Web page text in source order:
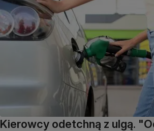
Kierowcy odetchną z ulgą.